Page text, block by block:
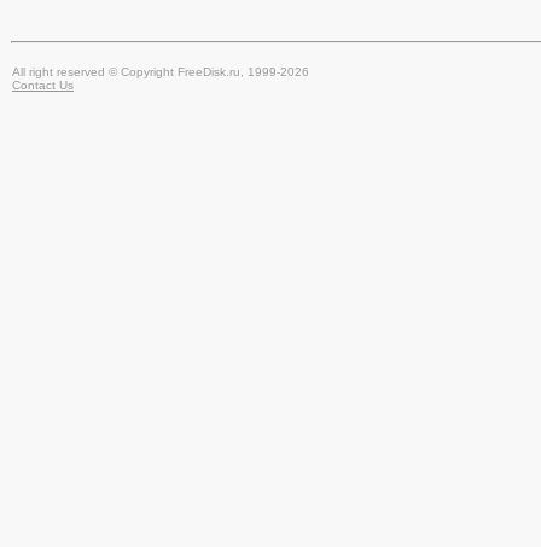
All right reserved © Copyright FreeDisk.ru, 1999-2026
Contact Us